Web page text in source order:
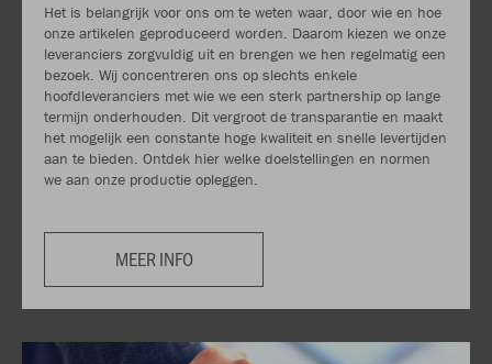
Het is belangrijk voor ons om te weten waar, door wie en hoe
onze artikelen geproduceerd worden. Daarom kiezen we onze
leveranciers zorgvuldig uit en brengen we hen regelmatig een
bezoek. Wij concentreren ons op slechts enkele
hoofdleveranciers met wie we een sterk partnership op lange
termijn onderhouden. Dit vergroot de transparantie en maakt
het mogelijk een constante hoge kwaliteit en snelle levertijden
aan te bieden. Ontdek hier welke doelstellingen en normen
we aan onze productie opleggen.
MEER INFO